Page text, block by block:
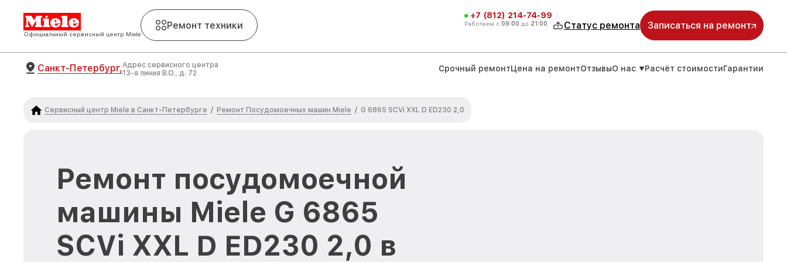
Официальный сервисный центр Miele
Ремонт техники
+7 (812) 214-74-99
Работаем с 09:00 до 21:00 Статус ремонта Записаться на ремонт
Санкт-Петербург,Адрес сервисного центра
13-я линия В.О., д. 72
Срочный ремонтЦена на ремонтОтзывыО нас Расчёт стоимостиГарантии
Сервисный центр Miele в Санкт-Петербурге / Ремонт Посудомоечных машин Miele / G 6865 SCVi XXL D ED230 2,0
Ремонт посудомоечной
машины Miele G 6865
SCVi XXL D ED230 2,0 в